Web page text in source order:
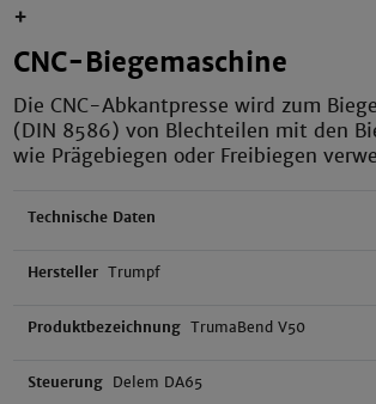
+
CNC-Biegemaschine
Die CNC-Abkantpresse wird zum
(DIN 8586) von Blechteilen mit den
wie Prägebiegen oder Freibiegen
Technische Daten
HerstellerTrumpf
ProduktbezeichnungTrumaBend V50
Steuerung Delem DA65